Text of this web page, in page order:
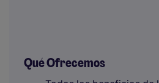
Qué Ofrecemos